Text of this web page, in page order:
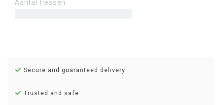
Aantal flessen
Secure and guaranteed delivery
Trusted and safe